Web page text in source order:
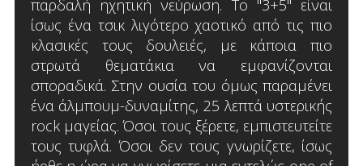
παρδαλή ηχητική νεύρωση. Το "3+5" είναι
ίσως ένα τσικ λιγότερο χαοτικό από τις πιο
κλασικές τους δουλειές, με κάποια πιο
στρωτά θεματάκια να εμφανίζονται
σποραδικά. Στην ουσία του όμως παραμένει
ένα άλμπουμ-δυναμίτης, 25 λεπτά υστερικής
rock μαγείας. Όσοι τους ξέρετε, εμπιστευτείτε
τους τυφλά. Όσοι δεν τους γνωρίζετε, ίσως